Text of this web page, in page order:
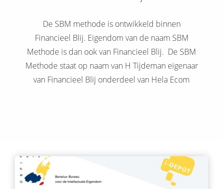
De SBM methode is ontwikkeld binnen
Financieel Blij. Eigendom van de naam SBM
Methode is dan ook van Financieel Blij. De SBM
Methode staat op naam van H Tijdeman eigenaar
van Financieel Blij onderdeel van Hela Ecom